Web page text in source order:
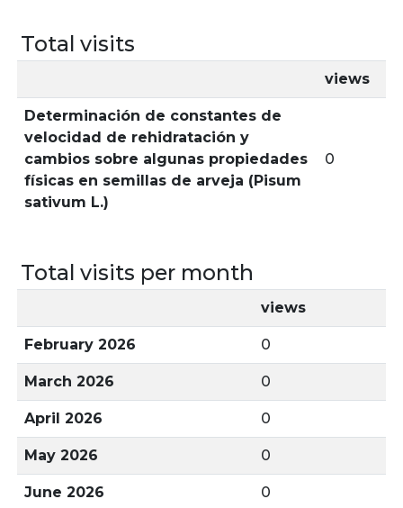
Total visits
views
Determinación de constantes de
velocidad de rehidratación y
cambios sobre algunas propiedades
físicas en semillas de arveja (Pisum
sativum L.)
0
Total visits per month
views
February 2026 0
March 2026 0
April 2026 0
May 2026 0
June 2026 0